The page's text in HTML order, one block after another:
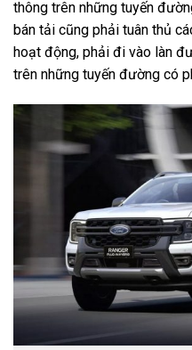
thông trên những tuyến
bán tải cũng phải tuân thủ
hoạt động, phải đi vào làn
trên những tuyến đường có